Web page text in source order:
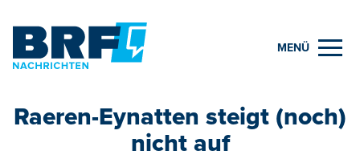
MENÜ
Raeren-Eynatten steigt (noch)
nicht auf